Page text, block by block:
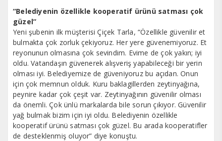
“Belediyenin özellikle kooperatif ürünü satması çok
güzel”
Yeni şubenin ilk müşterisi Çiçek Tarla, “Özellikle güvenilir et
bulmakta çok zorluk çekiyoruz. Her yere güvenemiyoruz. Et
reyonunun olmasına çok sevindim. Evime de çok yakın; iyi
oldu. Vatandaşın güvenerek alışveriş yapabileceği bir yerin
olması iyi. Belediyemize de güveniyoruz bu açıdan. Onun
için çok memnun olduk. Kuru baklagillerden zeytinyağına,
peynire kadar çok çeşit var. Zeytinyağının güvenilir olması
da önemli. Çok ünlü markalarda bile sorun çıkıyor. Güvenilir
yağ bulmak bizim için iyi oldu. Belediyenin özellikle
kooperatif ürünü satması çok güzel. Bu arada kooperatifler
de desteklenmiş oluyor” diye konuştu.